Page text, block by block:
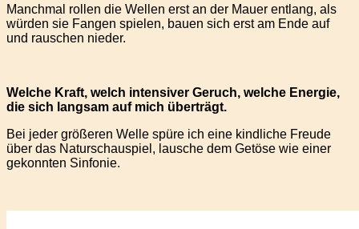
Manchmal rollen die Wellen erst an der Mauer entlang, als
würden sie Fangen spielen, bauen sich erst am Ende auf
und rauschen nieder.
Welche Kraft, welch intensiver Geruch, welche Energie,
die sich langsam auf mich überträgt.
Bei jeder größeren Welle spüre ich eine kindliche Freude
über das Naturschauspiel, lausche dem Getöse wie einer
gekonnten Sinfonie.